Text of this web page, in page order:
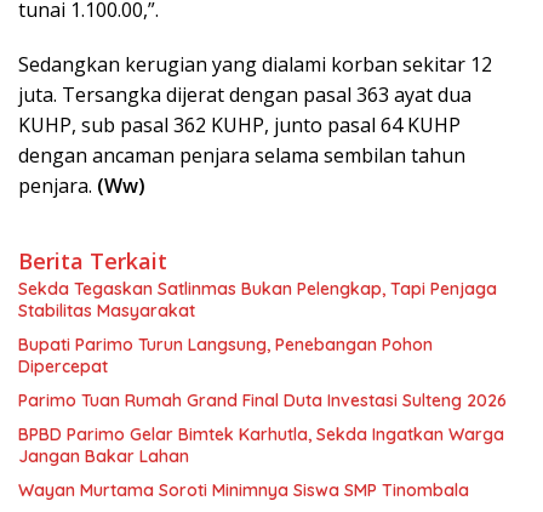
tunai 1.100.00,”.
Sedangkan kerugian yang dialami korban sekitar 12
juta. Tersangka dijerat dengan pasal 363 ayat dua
KUHP, sub pasal 362 KUHP, junto pasal 64 KUHP
dengan ancaman penjara selama sembilan tahun
penjara. (Ww)
Berita Terkait
Sekda Tegaskan Satlinmas Bukan Pelengkap, Tapi Penjaga
Stabilitas Masyarakat
Bupati Parimo Turun Langsung, Penebangan Pohon
Dipercepat
Parimo Tuan Rumah Grand Final Duta Investasi Sulteng 2026
BPBD Parimo Gelar Bimtek Karhutla, Sekda Ingatkan Warga
Jangan Bakar Lahan
Wayan Murtama Soroti Minimnya Siswa SMP Tinombala